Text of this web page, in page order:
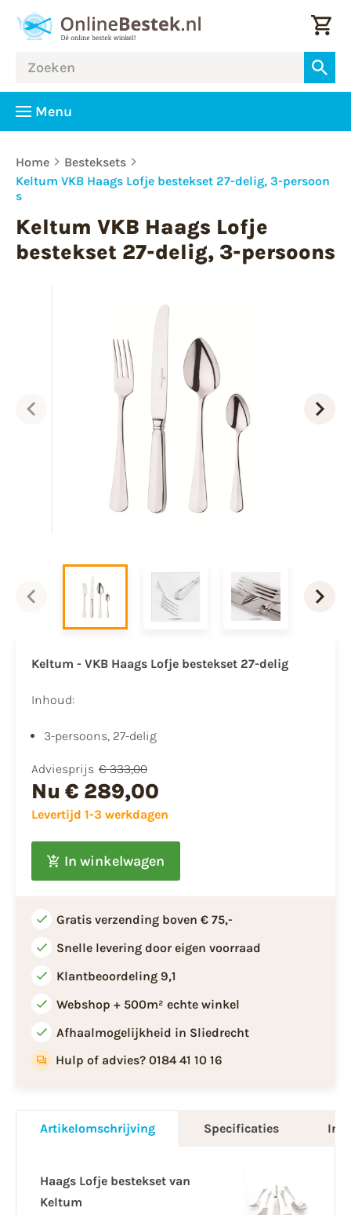
Menu
Home
Besteksets
Keltum VKB Haags Lofje bestekset 27-delig, 3-persoon
s
Keltum VKB Haags Lofje
bestekset 27-delig, 3-persoons
Keltum - VKB Haags Lofje bestekset 27-delig
Inhoud:
3-persoons, 27-delig
Adviesprijs € 333,00
Nu € 289,00
Levertijd 1-3 werkdagen
In winkelwagen
Gratis verzending boven € 75,-
Snelle levering door eigen voorraad
Klantbeoordeling 9,1
Webshop + 500m² echte winkel
Afhaalmogelijkheid in Sliedrecht
Hulp of advies? 0184 41 10 16
Artikelomschrijving Specificaties
Haags Lofje bestekset van
Keltum